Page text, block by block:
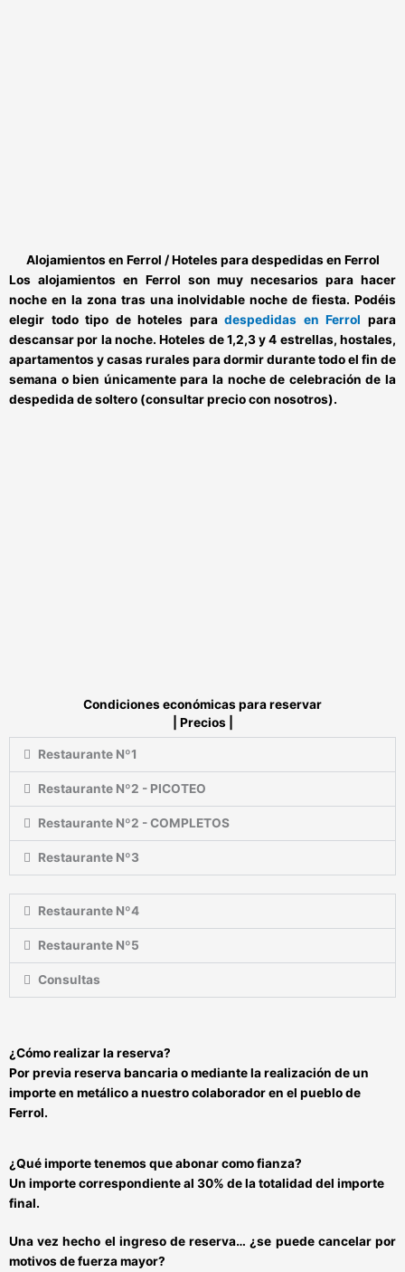
Alojamientos en Ferrol / Hoteles para despedidas en Ferrol
Los alojamientos en Ferrol son muy necesarios para hacer
noche en la zona tras una inolvidable noche de fiesta. Podéis
elegir todo tipo dehoteles paradespedidas en Ferrolpara
descansar por la noche. Hoteles de 1,2,3 y 4 estrellas, hostales,
apartamentos y casas rurales para dormir durante todo el fin de
semana o bien únicamente para la noche de celebración de la
despedida de soltero (consultar precio con nosotros).
Condiciones económicas para reservar
Precios
Restaurante Nº1
Restaurante Nº2 - PICOTEO
Restaurante Nº2 - COMPLETOS
Restaurante Nº3
Restaurante Nº4
Restaurante Nº5
Consultas
¿Cómo realizar lareserva?
Por previa reserva bancaria o mediantela realización de un
importe en metálico a nuestro colaborador en el pueblo de
Ferrol.
¿Qué importe tenemos que abonar como fianza?
Un importe correspondiente al 30% de la totalidad del importe
final.
Una vez hecho el ingreso de reserva… ¿se puede cancelar por
motivos de fuerza mayor?